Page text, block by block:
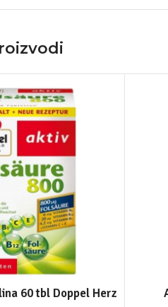
60 tbl Doppel Herz